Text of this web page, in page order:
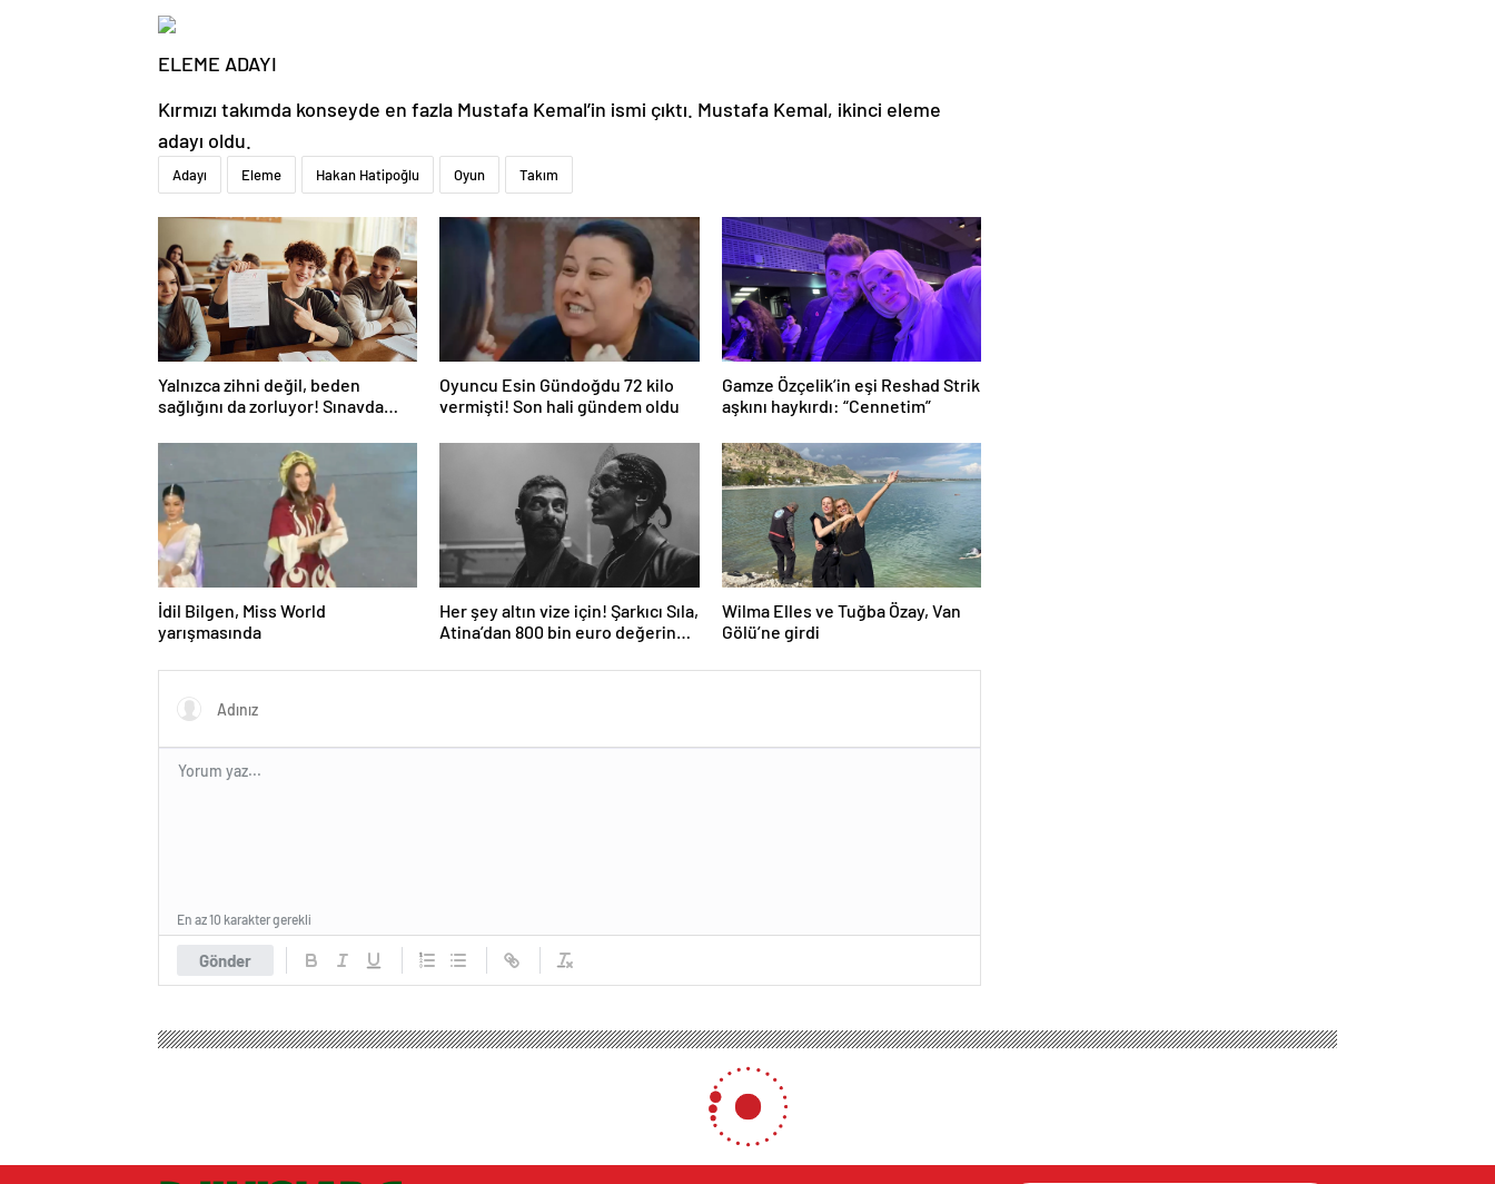
ELEME ADAYI
Kırmızı takımda konseyde en fazla Mustafa Kemal’in ismi çıktı. Mustafa Kemal, ikinci eleme
adayı oldu.
Adayı Eleme Hakan Hatipoğlu Oyun Takım
Yalnızca zihni değil, beden
sağlığını da zorluyor! Sınavda
Oyuncu Esin Gündoğdu 72 kilo
vermişti! Son hali gündem oldu
Gamze Özçelik’in eşi Reshad Strik
aşkını haykırdı: “Cennetim”
İdil Bilgen, Miss World
yarışmasında
Her şey altın vize için! Şarkıcı Sıla,
Atina’dan 800 bin euro değerinde
Wilma Elles ve Tuğba Özay, Van
Gölü’ne girdi
Gönder
En az 10 karakter gerekli